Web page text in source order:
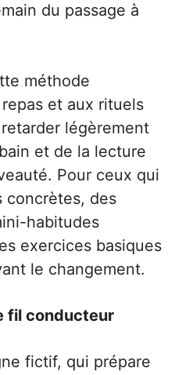
du passage à
méthode
repas et aux rituels
légèrement
et de la lecture
Pour ceux qui
concrètes, des
habitudes
exercices basiques
le changement.
fil conducteur
fictif, qui prépare